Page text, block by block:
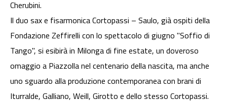
Cherubini.
Il duo sax e fisarmonica Cortopassi – Saulo, già ospiti della
Fondazione Zeffirelli con lo spettacolo di giugno "Soffio di
Tango", si esibirà in Milonga di fine estate, un doveroso
omaggio a Piazzolla nel centenario della nascita, ma anche
uno sguardo alla produzione contemporanea con brani di
Iturralde, Galliano, Weill, Girotto e dello stesso Cortopassi.